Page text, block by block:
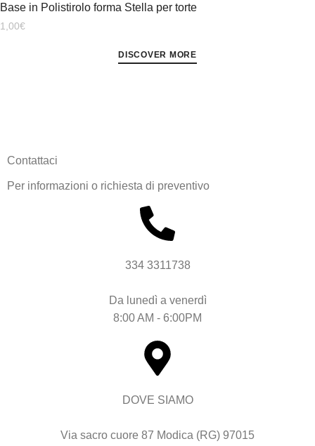
Base in Polistirolo forma Stella per torte
1,00€
DISCOVER MORE
Contattaci
Per informazioni o richiesta di preventivo
334 3311738
Da lunedì a venerdì
8:00 AM - 6:00PM
DOVE SIAMO
Via sacro cuore 87 Modica (RG) 97015